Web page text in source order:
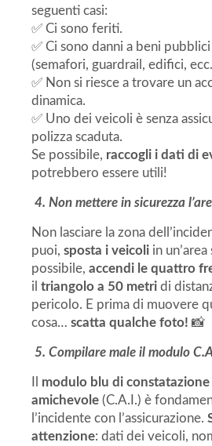
seguenti casi:
✅ Ci sono feriti.
✅ Ci sono danni a beni
(semafori, guardrail, edifici,
✅ Non si riesce a trovare un
dinamica.
✅ Uno dei veicoli è senza
polizza scaduta.
Se possibile, raccogli i dati di
potrebbero essere utili!
4. Non mettere in sicurezza
Non lasciare la zona
puoi, sposta i veicoli in
possibile, accendi le quattro
il triangolo a 50 metri di
pericolo. E prima di muovere
cosa… scatta qualche foto! 📸
5. Compilare male il modulo
modulo blu di constatazione
amichevole (C.A.I.) è
l’incidente con l’assicurazione.
attenzione: dati dei veicoli,